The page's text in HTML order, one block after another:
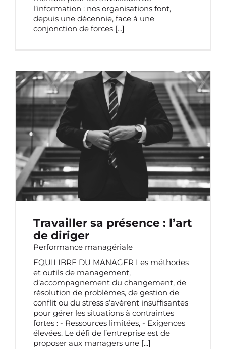
l’information : nos organisations font,
depuis une décennie, face à une
conjonction de forces [...]
TRAVAILLER SA PRÉSENCE : L’ART DE
DIRIGER
Travailler sa présence : l’art
de diriger
Performance managériale
EQUILIBRE DU MANAGER Les méthodes
et outils de management,
d’accompagnement du changement, de
résolution de problèmes, de gestion de
conflit ou du stress s’avèrent insuffisantes
pour gérer les situations à contraintes
fortes : - Ressources limitées, - Exigences
élevées. Le défi de l’entreprise est de
proposer aux managers une [...]